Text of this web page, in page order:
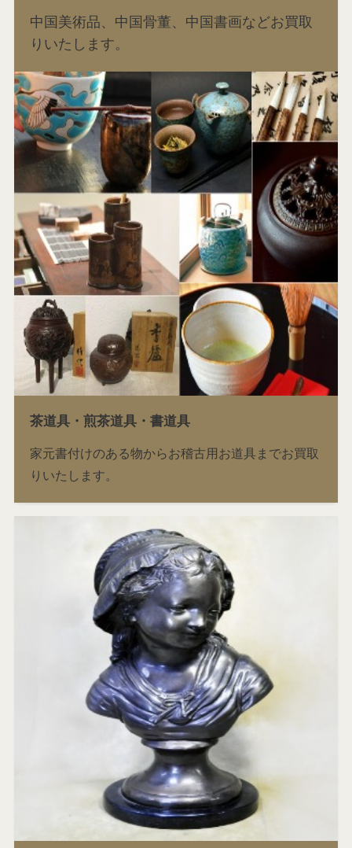
中国美術品、中国骨董、中国書画などお買取
りいたします。
茶道具・煎茶道具・書道具
家元書付けのある物からお稽古用お道具までお買取
りいたします。